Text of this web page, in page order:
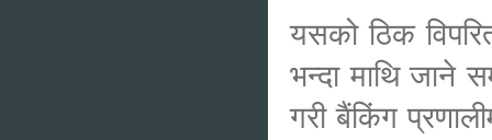
यसको ठिक
भन्दा माथि जाने
गरी बैंकिंग